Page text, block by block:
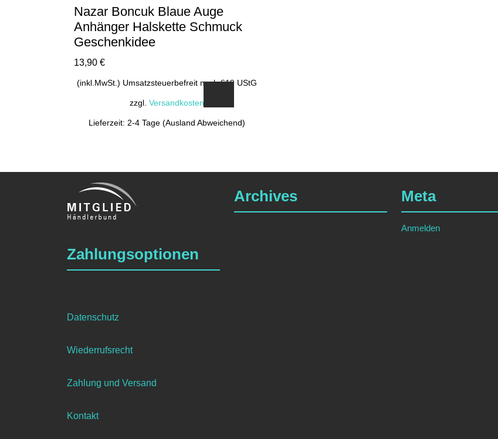
Nazar Boncuk Blaue Auge
Anhänger Halskette Schmuck
Geschenkidee
13,90 €
(inkl.MwSt.) Umsatzsteuerbefreit nach §19 UStG
zzgl. Versandkosten
Lieferzeit: 2-4 Tage (Ausland Abweichend)
Zahlungsoptionen
Datenschutz
Wiederrufsrecht
Zahlung und Versand
Kontakt
Archives Meta
Anmelden